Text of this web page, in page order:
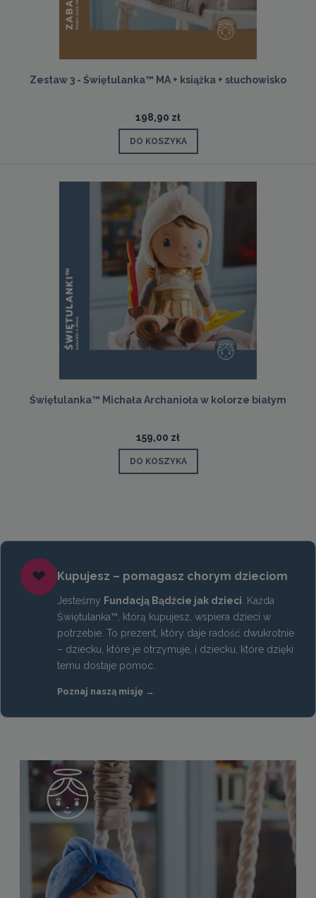
Zestaw 3 - Świętulanka™ MA + książka + słuchowisko
198,90 zł
DO KOSZYKA
Świętulanka™ Michała Archanioła w kolorze białym
159,00 zł
DO KOSZYKA
❤ Kupujesz – pomagasz chorym dzieciom
Jesteśmy Fundacją Bądźcie jak dzieci . Każda
Świętulanka™, którą kupujesz, wspiera dzieci w
potrzebie. To prezent, który daje radość dwukrotnie
– dziecku, które je otrzymuje, i dziecku, które dzięki
temu dostaje pomoc.
Poznaj naszą misję →